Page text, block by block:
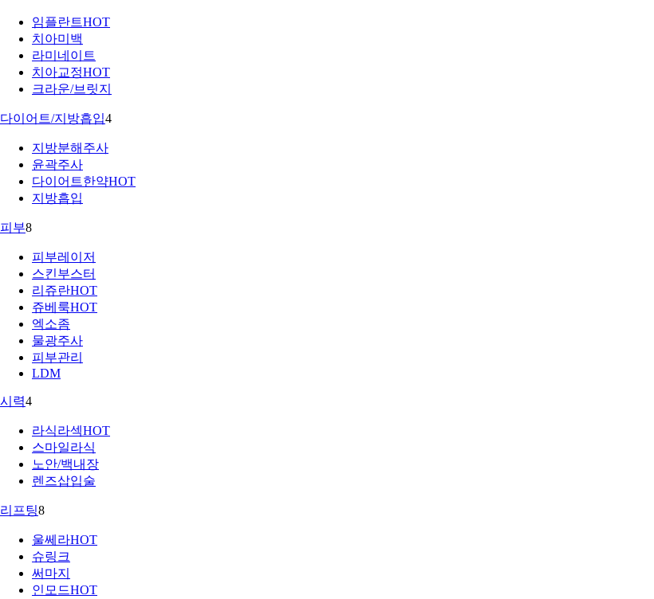
임플란트HOT
치아미백
라미네이트
치아교정HOT
크라운/브릿지
다이어트/지방흡입4
지방분해주사
윤곽주사
다이어트한약HOT
지방흡입
피부8
피부레이저
스킨부스터
리쥬란HOT
쥬베룩HOT
엑소좀
물광주사
피부관리
LDM
시력4
라식라섹HOT
스마일라식
노안/백내장
렌즈삽입술
리프팅8
울쎄라HOT
슈링크
써마지
인모드HOT